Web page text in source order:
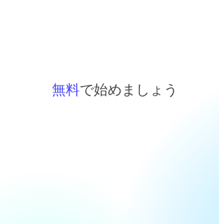
無料で始めましょう